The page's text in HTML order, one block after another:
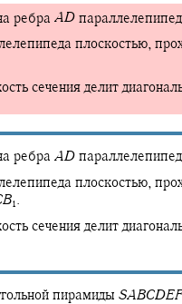
ребра AD
плоскостью,
сечения делит
ребра AD
плоскостью,
B1 .
сечения делит
пирамиды SABCDE